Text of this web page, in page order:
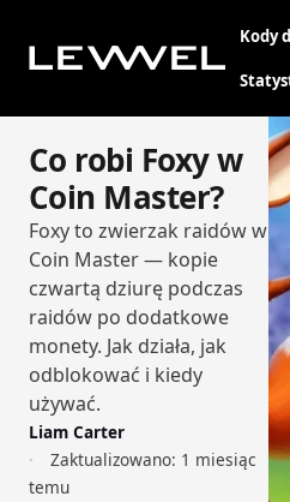
Kody
Co robi Foxy w
Coin Master?
Foxy to zwierzak raidów w
Coin Master — kopie
czwartą dziurę podczas
raidów po dodatkowe
monety. Jak działa, jak
odblokować i kiedy
używać.
Liam Carter
Zaktualizowano: 1 miesiąc
temu